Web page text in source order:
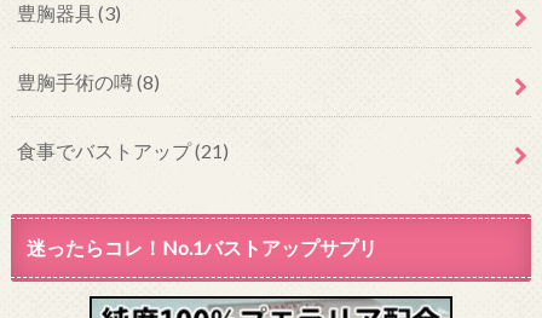
豊胸器具(3)
豊胸手術の噂(8)
食事でバストアップ(21)
迷ったらコレ！No.1バストアップサプリ